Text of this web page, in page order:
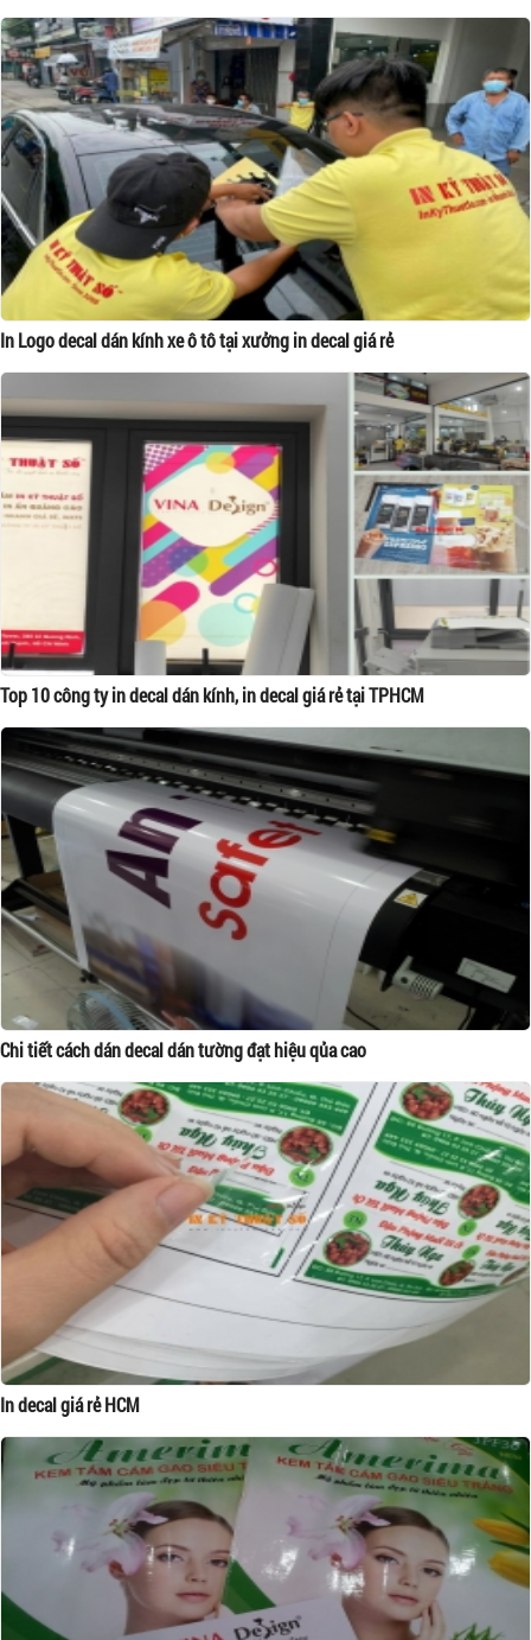
In Logo decal dán kính xe ô tô tại xưởng in decal giá rẻ
Top 10 công ty in decal dán kính, in decal giá rẻ tại TPHCM
Chi tiết cách dán decal dán tường đạt hiệu qủa cao
In decal giá rẻ HCM